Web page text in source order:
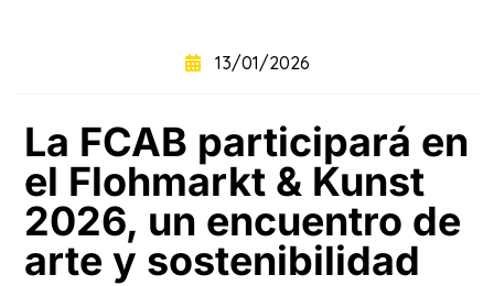
Curso
sabatino
online
13/01/2026
La FCAB participará en
el Flohmarkt & Kunst
2026, un encuentro de
arte y sostenibilidad